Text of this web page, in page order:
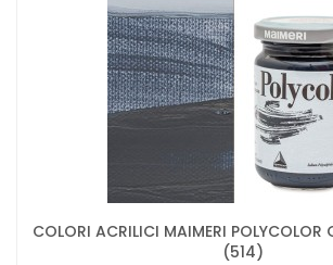
COLORI ACRILICI MAIMERI POLYCOLOR
(514)